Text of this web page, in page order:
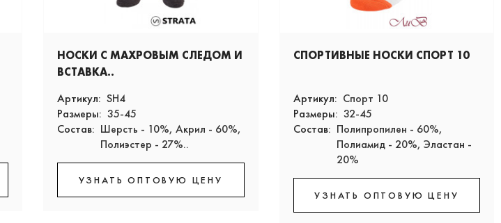
НОСКИ С МАХРОВЫМ СЛЕДОМ И
ВСТАВКА..
Артикул: SH4
Размеры: 35-45
Состав: Шерсть - 10%, Акрил - 60%,
Полиэстер - 27%..
УЗНАТЬ ОПТОВУЮ ЦЕНУ
СПОРТИВНЫЕ НОСКИ СПОРТ 10
Артикул: Спорт 10
Размеры: 32-45
Состав: Полипропилен - 60%,
Полиамид - 20%, Эластан -
20%
УЗНАТЬ ОПТОВУЮ ЦЕНУ